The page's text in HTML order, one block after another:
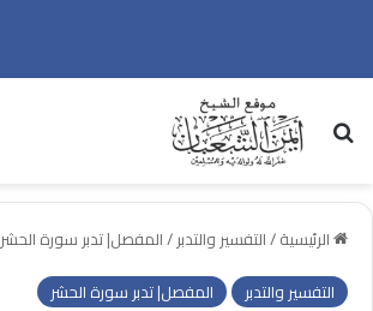
بحث عن
الرئيسية/التفسير والتدبر/المفصل| تدبر سورة الحشر
التفسير والتدبر
المفصل| تدبر سورة الحشر